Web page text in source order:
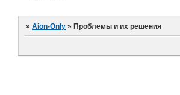
»Aion-Only »Проблемы и их решения